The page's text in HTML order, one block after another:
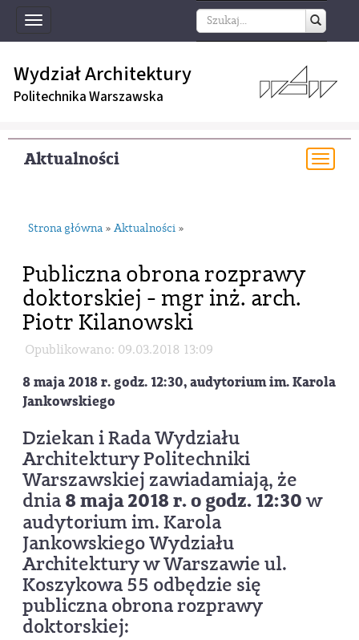
Toggle
navigation
Wydział Architektury
Politechnika Warszawska
Aktualności
Strona główna » Aktualności »
Publiczna obrona rozprawy
doktorskiej - mgr inż. arch.
Piotr Kilanowski
Opublikowano: 09.03.2018 13:09
8 maja 2018 r. godz. 12:30, audytorium im. Karola
Jankowskiego
Dziekan i Rada Wydziału
Architektury Politechniki
Warszawskiej zawiadamiają, że
dnia8maja2018r.o godz. 12:30w
audytorium im. Karola
Jankowskiego Wydziału
Architektury w Warszawie ul.
Koszykowa 55 odbędzie się
publiczna obrona rozprawy
doktorskiej: